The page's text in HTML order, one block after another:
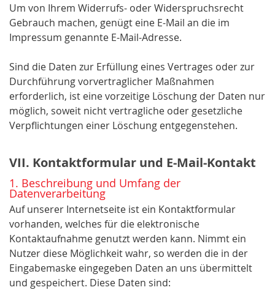
Um von Ihrem Widerrufs- oder Widerspruchsrecht
Gebrauch machen, genügt eine E-Mail an die im
Impressum genannte E-Mail-Adresse.
Sind die Daten zur Erfüllung eines Vertrages oder zur
Durchführung vorvertraglicher Maßnahmen
erforderlich, ist eine vorzeitige Löschung der Daten nur
möglich, soweit nicht vertragliche oder gesetzliche
Verpflichtungen einer Löschung entgegenstehen.
VII. Kontaktformular und E-Mail-Kontakt
1. Beschreibung und Umfang der
Datenverarbeitung
Auf unserer Internetseite ist ein Kontaktformular
vorhanden, welches für die elektronische
Kontaktaufnahme genutzt werden kann. Nimmt ein
Nutzer diese Möglichkeit wahr, so werden die in der
Eingabemaske eingegeben Daten an uns übermittelt
und gespeichert. Diese Daten sind: